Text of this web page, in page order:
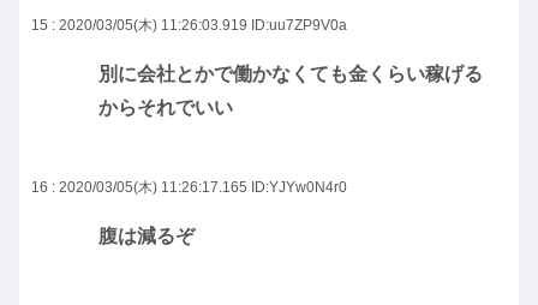
15 : 2020/03/05(木) 11:26:03.919 ID:uu7ZP9V0a
別に会社とかで働かなくても金くらい稼げる
からそれでいい
16 : 2020/03/05(木) 11:26:17.165 ID:YJYw0N4r0
腹は減るぞ